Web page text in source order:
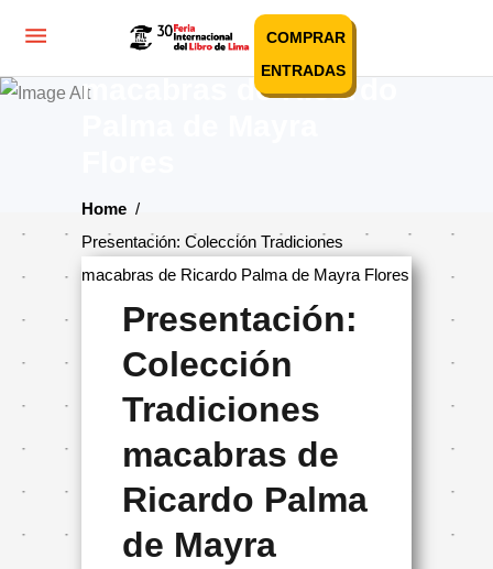
COMPRAR
ENTRADAS
Presentación:
Colección Tradiciones
macabras de Ricardo
Home /
Presentación: Colección Tradiciones
macabras de Ricardo Palma de Mayra Flores
Presentación:
Colección
Tradiciones
macabras de
Ricardo Palma
de Mayra